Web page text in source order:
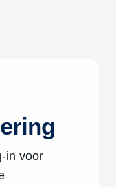
in voor